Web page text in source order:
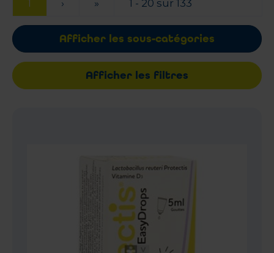
1 › » 1 - 20 sur 133
Afficher les sous-catégories
Afficher les filtres